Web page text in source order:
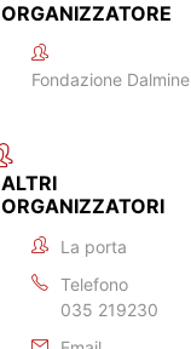
ORGANIZZATORE
Fondazione Dalmine
ALTRI
ORGANIZZATORI
La porta
Telefono
035 219230